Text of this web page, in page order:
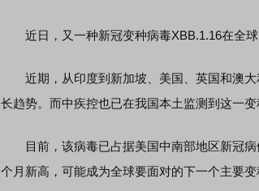
近日，又一种新冠变种病毒XBB.1.16在全球
近期，从印度到新加坡、美国、英国和澳大
长趋势。而中疾控也已在我国本土监测到这一变
目前，该病毒已占据美国中南部地区新冠病
个月新高，可能成为全球要面对的下一个主要变